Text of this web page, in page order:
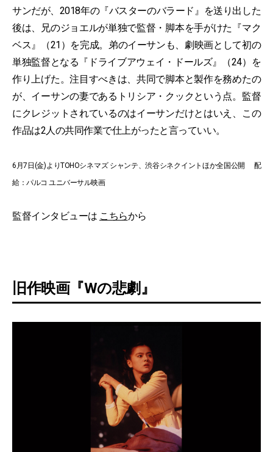
サンだが、2018年の『バスターのバラード』を送り出した
後は、兄のジョエルが単独で監督・脚本を手がけた『マク
ベス』（21）を完成。弟のイーサンも、劇映画として初の
単独監督となる『ドライブアウェイ・ドールズ』（24）を
作り上げた。注目すべきは、共同で脚本と製作を務めたの
が、イーサンの妻であるトリシア・クックという点。監督
にクレジットされているのはイーサンだけとはいえ、この
作品は2人の共同作業で仕上がったと言っていい。
6月7日(金)よりTOHOシネマズ シャンテ、渋谷シネクイントほか全国公開 配
給：パルコ ユニバーサル映画
監督インタビューは こちらから
旧作映画『Wの悲劇』